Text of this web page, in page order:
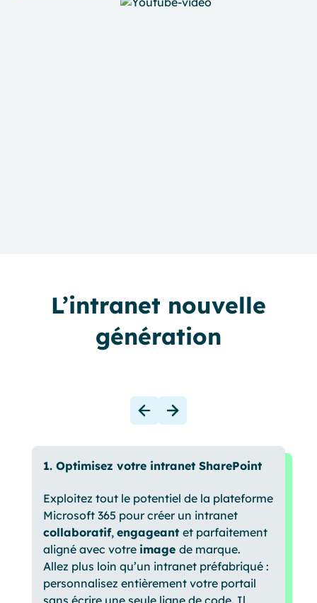
L’intranet nouvelle
génération
1. Optimisez votre intranet SharePoint
Exploitez tout le potentiel de la plateforme
Microsoft 365 pour créer un intranet
collaboratif, engageant et parfaitement
aligné avec votre image de marque.
Allez plus loin qu’un intranet préfabriqué :
personnalisez entièrement votre portail
sans écrire une seule ligne de code. Il